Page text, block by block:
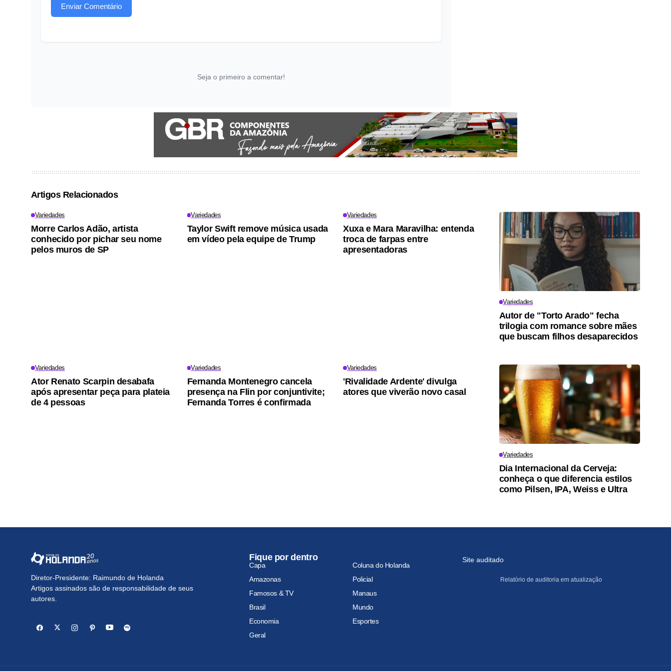
Enviar Comentário
Seja o primeiro a comentar!
Artigos Relacionados
Variedades
Morre Carlos Adão, artista
conhecido por pichar seu nome
pelos muros de SP
Variedades
Taylor Swift remove música usada
em vídeo pela equipe de Trump
Variedades
Xuxa e Mara Maravilha: entenda
troca de farpas entre
apresentadoras
Variedades
Autor de "Torto Arado" fecha
trilogia com romance sobre mães
que buscam filhos desaparecidos
Variedades
Ator Renato Scarpin desabafa
após apresentar peça para plateia
de 4 pessoas
Variedades
Fernanda Montenegro cancela
presença na Flin por conjuntivite;
Fernanda Torres é confirmada
Variedades
'Rivalidade Ardente' divulga
atores que viverão novo casal
Variedades
Dia Internacional da Cerveja:
conheça o que diferencia estilos
como Pilsen, IPA, Weiss e Ultra
Diretor-Presidente: Raimundo de Holanda
Artigos assinados são de responsabilidade de seus
autores.
Fique por dentro
Capa
Coluna do Holanda
Amazonas
Policial
Famosos & TV
Manaus
Brasil
Mundo
Economia
Esportes
Geral
Site auditado
Relatório de auditoria em atualização